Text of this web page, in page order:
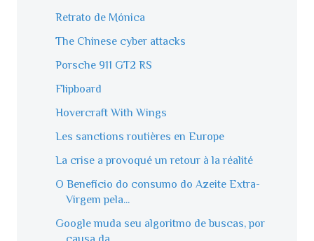
Retrato de Mónica
The Chinese cyber attacks
Porsche 911 GT2 RS
Flipboard
Hovercraft With Wings
Les sanctions routières en Europe
La crise a provoqué un retour à la réalité
O Benefício do consumo do Azeite Extra-
Virgem pela...
Google muda seu algoritmo de buscas, por